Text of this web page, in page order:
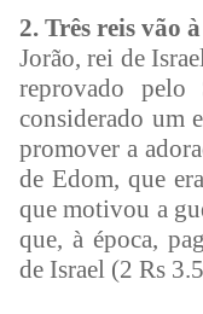
2. Três reis vão
Jorão, rei de
reprovado pelo
considerado um
promover a
de Edom, que
que motivou a
que, à época,
de Israel (2 Rs